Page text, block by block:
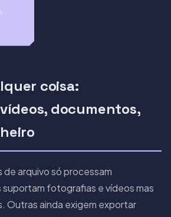
coisa:
documentos,
de arquivo só processam
fotografias e vídeos mas
Outras ainda exigem exportar